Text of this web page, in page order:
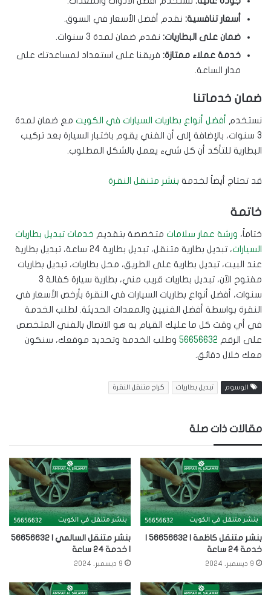
أسعار تنافسية: نقدم أفضل الأسعار في السوق.
ضمان على البطاريات: نقدم ضمان لمدة 3 سنوات.
خدمة عملاء ممتازة: فريقنا على استعداد لمساعدتك على
مدار الساعة.
ضمان خدماتنا
نستخدم أفضل أنواع بطاريات السيارات في الكويت مع ضمان لمدة
3 سنوات، بالإضافة إلى أن الفني يقوم باختبار السيارة بعد تركيب
البطارية للتأكد أن كل شيء يعمل بالشكل المطلوب.
قد تحتاج أيضاً لخدمة بنشر متنقل النقرة
خاتمة
ختاماً، ورشة عمار سلامات متخصصة بتقديم خدمات تبديل بطاريات
السيارات
، تبديل بطارية متنقل، تبديل بطارية 24 ساعة، تبديل بطارية
عند البيت، تبديل بطارية على الطريق، محل بطاريات، تبديل بطاريات
مفتوح الآن، تبديل بطاريات قريب مني، بطارية سيارة كفالة 3
سنوات، أفضل أنواع بطاريات السيارات في النقرة بأرخص الأسعار في
النقرة بواسطة أفضل الفنيين والمعدات الحديثة. لطلب الخدمة
في أي وقت كل ما عليك القيام به هو الاتصال بالفني المتخصص
على الرقم 56656632 وطلب الخدمة وتحديد موقعك، سنكون
معك خلال دقائق.
الوسوم تبديل بطاريات كراج متنقل النقرة
مقالات ذات صلة
خدمة 24 ساعة
9 ديسمبر، 2024
بنشر متنقل السالمي | 56656632
| خدمة 24 ساعة
9 ديسمبر، 2024